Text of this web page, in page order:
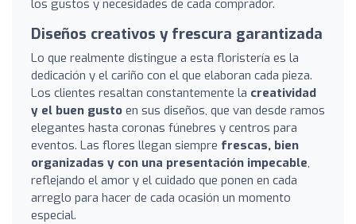
los gustos y necesidades de cada comprador.
Diseños creativos y frescura garantizada
Lo que realmente distingue a esta floristería es la
dedicación y el cariño con el que elaboran cada pieza.
Los clientes resaltan constantemente la creatividad
y el buen gusto en sus diseños, que van desde ramos
elegantes hasta coronas fúnebres y centros para
eventos. Las flores llegan siempre frescas, bien
organizadas y con una presentación impecable,
reflejando el amor y el cuidado que ponen en cada
arreglo para hacer de cada ocasión un momento
especial.